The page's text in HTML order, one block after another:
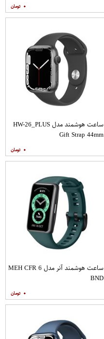
۰
ساعت هوشمند مدل HW-26_PLUS
Gift Strap 44mm
۰
ساعت هوشمند آنر مدل MEH CFR 6
BND
۰